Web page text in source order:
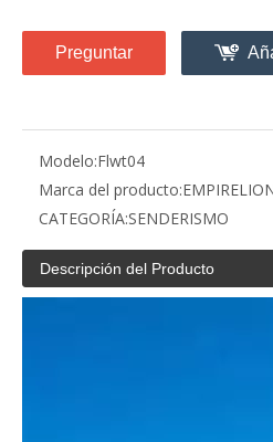
Preguntar
Modelo:Flwt04
Marca del producto:
CATEGORÍA:SENDERISMO
Descripción del Producto